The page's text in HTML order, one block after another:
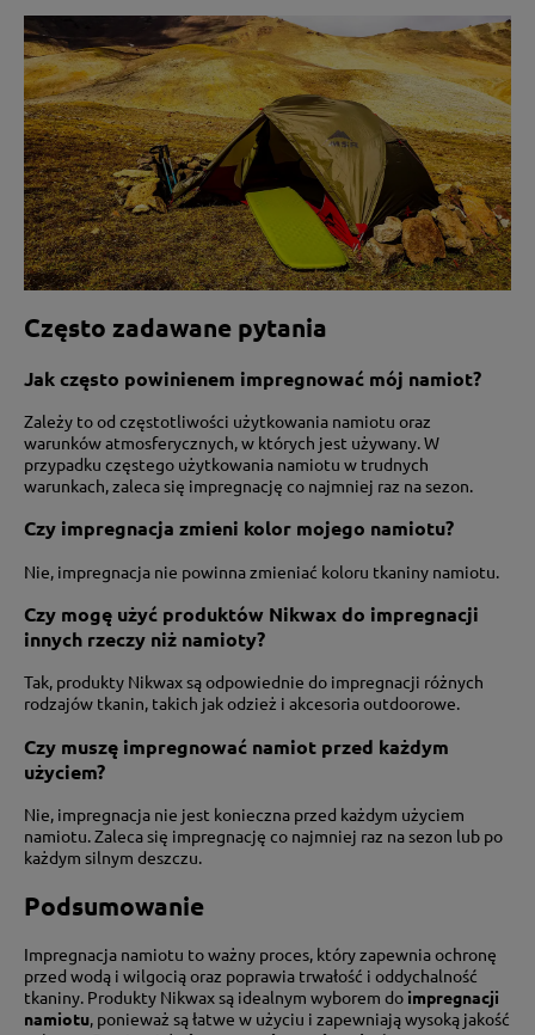
Często zadawane pytania
Jak często powinienem impregnować mój namiot?
Zależy to od częstotliwości użytkowania namiotu oraz
warunków atmosferycznych, w których jest używany. W
przypadku częstego użytkowania namiotu w trudnych
warunkach, zaleca się impregnację co najmniej raz na sezon.
Czy impregnacja zmieni kolor mojego namiotu?
Nie, impregnacja nie powinna zmieniać koloru tkaniny namiotu.
Czy mogę użyć produktów Nikwax do impregnacji
innych rzeczy niż namioty?
Tak, produkty Nikwax są odpowiednie do impregnacji różnych
rodzajów tkanin, takich jak odzież i akcesoria outdoorowe.
Czy muszę impregnować namiot przed każdym
użyciem?
Nie, impregnacja nie jest konieczna przed każdym użyciem
namiotu. Zaleca się impregnację co najmniej raz na sezon lub po
każdym silnym deszczu.
Podsumowanie
Impregnacja namiotu to ważny proces, który zapewnia ochronę
przed wodą i wilgocią oraz poprawia trwałość i oddychalność
tkaniny. Produkty Nikwax są idealnym wyborem do impregnacji
namiotu, ponieważ są łatwe w użyciu i zapewniają wysoką jakość